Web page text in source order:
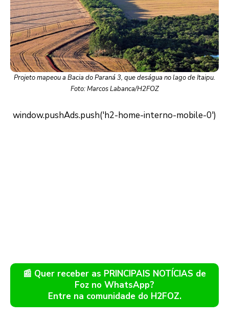
Projeto mapeou a Bacia do Paraná 3, que deságua no lago de Itaipu.
Foto: Marcos Labanca/H2FOZ
📰 Quer receber as PRINCIPAIS NOTÍCIAS de
Foz no WhatsApp?
Entre na comunidade do H2FOZ.